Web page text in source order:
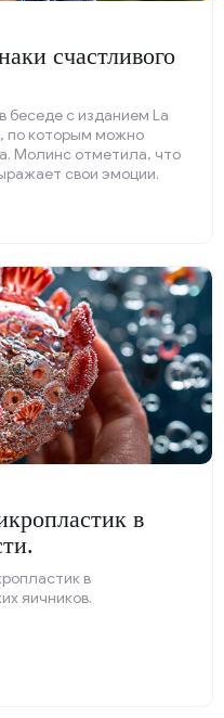
счастливого
беседе с изданием La
по которым можно
Молинс отметила, что
свои эмоции.
в
в
яичников.